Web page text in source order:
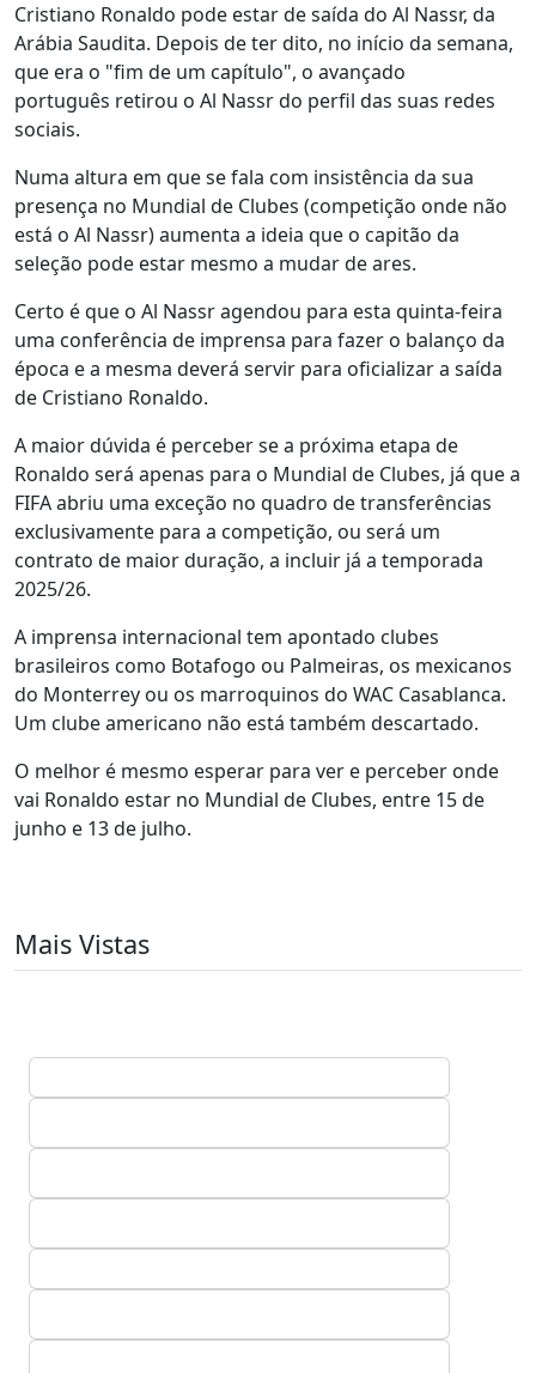
Cristiano Ronaldo pode estar de saída do Al Nassr, da
Arábia Saudita. Depois de ter dito, no início da semana,
que era o "fim de um capítulo", o avançado
português retirou o Al Nassr do perfil das suas redes
sociais.
Numa altura em que se fala com insistência da sua
presença no Mundial de Clubes (competição onde não
está o Al Nassr) aumenta a ideia que o capitão da
seleção pode estar mesmo a mudar de ares.
Certo é que o Al Nassr agendou para esta quinta-feira
uma conferência de imprensa para fazer o balanço da
época e a mesma deverá servir para oficializar a saída
de Cristiano Ronaldo.
A maior dúvida é perceber se a próxima etapa de
Ronaldo será apenas para o Mundial de Clubes, já que a
FIFA abriu uma exceção no quadro de transferências
exclusivamente para a competição, ou será um
contrato de maior duração, a incluir já a temporada
2025/26.
A imprensa internacional tem apontado clubes
brasileiros como Botafogo ou Palmeiras, os mexicanos
do Monterrey ou os marroquinos do WAC Casablanca.
Um clube americano não está também descartado.
O melhor é mesmo esperar para ver e perceber onde
vai Ronaldo estar no Mundial de Clubes, entre 15 de
junho e 13 de julho.
Mais Vistas